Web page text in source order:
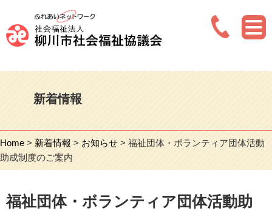
新着情報
Home > 新着情報 > お知らせ > 福祉団体・ボランティア団体活動
助成制度のご案内
福祉団体・ボランティア団体活動助